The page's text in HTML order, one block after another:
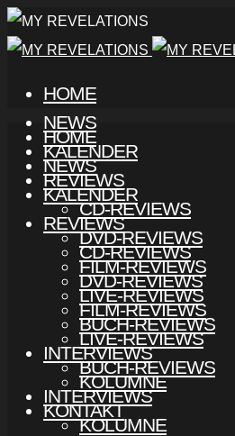
HOME
NEWS
KALENDER
REVIEWS
CD-REVIEWS
DVD-REVIEWS
FILM-REVIEWS
LIVE-REVIEWS
BUCH-REVIEWS
INTERVIEWS
KOLUMNE
KONTAKT
HOME
NEWS
KALENDER
REVIEWS
CD-REVIEWS
DVD-REVIEWS
FILM-REVIEWS
LIVE-REVIEWS
BUCH-REVIEWS
INTERVIEWS
KOLUMNE